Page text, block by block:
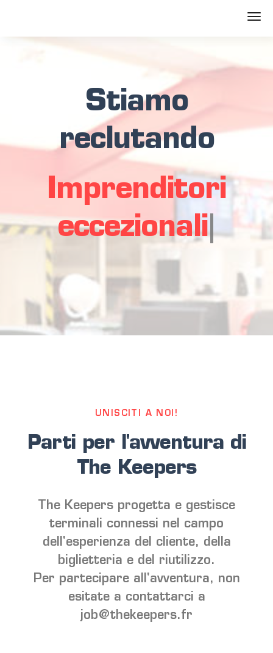
Stiamo
reclutando
Imprenditori
eccezionali
UNISCITI A NOI!
Parti per l'avventura di
The Keepers
The Keepers progetta e gestisce
terminali connessi nel campo
dell'esperienza del cliente, della
biglietteria e del riutilizzo.
Per partecipare all'avventura, non
esitate a contattarci a
job@thekeepers.fr